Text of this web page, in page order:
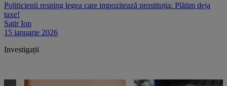
Politicienii resping legea care impozitează prostituția: Plătim deja
taxe!
Satir Ion
15 ianuarie 2026
Investigații